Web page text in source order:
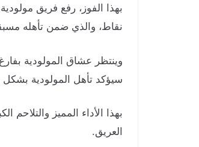
نقاط، والذي ضمن تأهله
وينتظر عشاق المولودية
سيؤكد تأهل المولودية
بهذا الأداء المميز
العريق.